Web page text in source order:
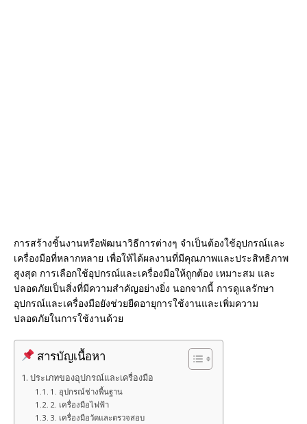
การสร้างชิ้นงานหรือพัฒนาวิธีการต่างๆ จำเป็นต้องใช้อุปกรณ์และ
เครื่องมือที่หลากหลาย เพื่อให้ได้ผลงานที่มีคุณภาพและประสิทธิภาพ
สูงสุด การเลือกใช้อุปกรณ์และเครื่องมือให้ถูกต้อง เหมาะสม และ
ปลอดภัยเป็นสิ่งที่มีความสำคัญอย่างยิ่ง นอกจากนี้ การดูแลรักษา
อุปกรณ์และเครื่องมือยังช่วยยืดอายุการใช้งานและเพิ่มความ
ปลอดภัยในการใช้งานด้วย
สารบัญเนื้อหา
ประเภทของอุปกรณ์และเครื่องมือ
1. อุปกรณ์ช่างพื้นฐาน
2. เครื่องมือไฟฟ้า
3. เครื่องมือวัดและตรวจสอบ